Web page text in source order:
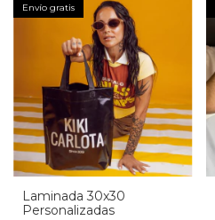
Envío gratis
Laminada 30x30
Personalizadas